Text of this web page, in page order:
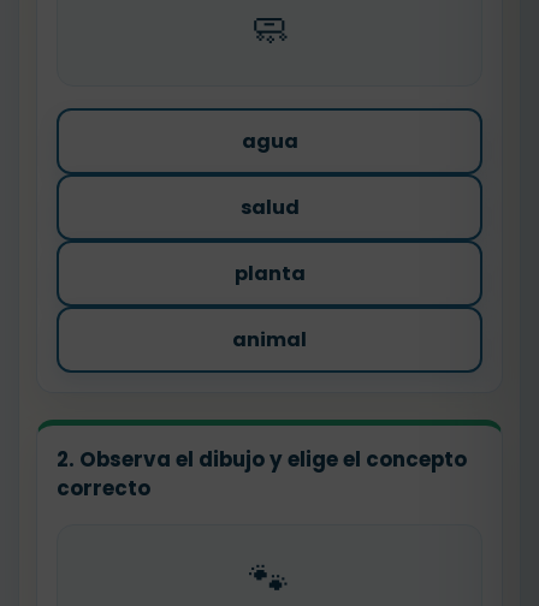
🧼
agua
salud
planta
animal
2. Observa el dibujo y elige el concepto
correcto
🐾